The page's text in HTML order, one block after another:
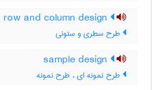
طرح سطری و ستونی
طرح نمونه ای ، طرح نمونه